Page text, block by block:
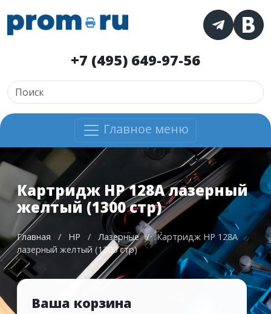
+7 (495) 649-97-56
Главное меню
Картридж HP 128A лазерный
желтый (1300 стр)
Главная / HP / Лазерные /
Картридж HP 128A
лазерный желтый (1300 стр)
Ваша корзина